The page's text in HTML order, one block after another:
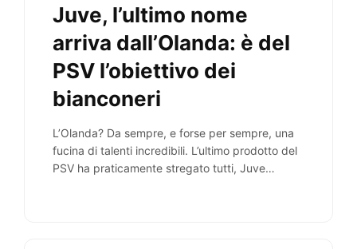
Juve, l’ultimo nome
arriva dall’Olanda: è del
PSV l’obiettivo dei
bianconeri
L’Olanda? Da sempre, e forse per sempre, una
fucina di talenti incredibili. L’ultimo prodotto del
PSV ha praticamente stregato tutti, Juve